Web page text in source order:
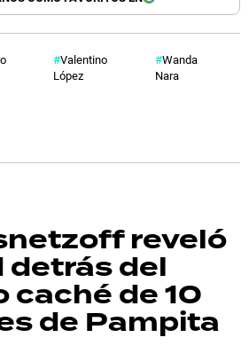
Valentino
López
Wanda
Nara
reveló
detrás del
caché de 10
de Pampita